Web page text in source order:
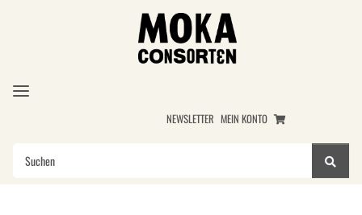
NEWSLETTER MEIN KONTO